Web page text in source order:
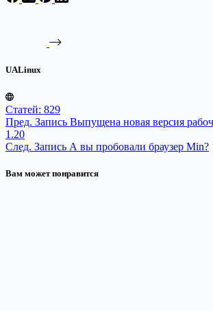
UALinux
Статей: 829
Пред. Запись Выпущена новая версия
1.20
След. Запись А вы пробовали браузер Min?
Вам может понравится